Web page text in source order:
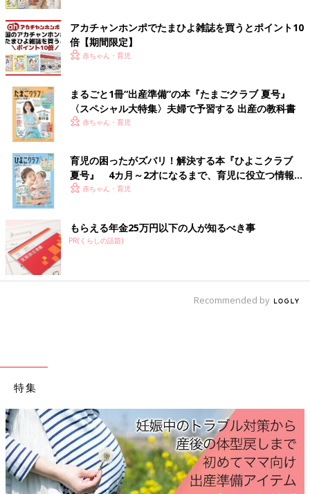
グリーンフォレスト
グレーのラベルの「グリーンフォレスト」（420ml 900円）は、
ペパーミントやローズマリーなどをブレンドした、すっきりと清
涼感のある香り。ドクダミやスギナなど、抗菌・殺菌作用が期待
できる10種の野草成分を配合しています。湿疹やあせもでお悩み
の肌に。
アカチャンホンポでたまひよ雑誌を買うとポイント10
倍【期間限定】
赤ちゃん・育児
まるごと1冊“出産準備”の本『たまごクラブ 夏号』
〈スペシャル大特集〉夫婦で予習する 出産の教科書
赤ちゃん・育児
育児の困ったがズバリ！解決する本『ひよこクラブ
夏号』 4カ月～2才になるまで、育児に役立つ情報が
いっぱい！
赤ちゃん・育児
もらえる年金25万円以下の人が知るべき事
PR(くらしの話題)
Recommended by
特集